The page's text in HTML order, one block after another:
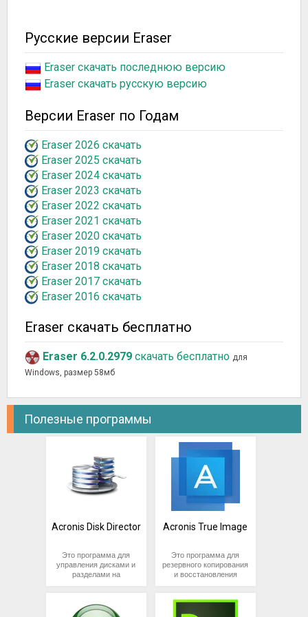
Русские версии Eraser
Eraser скачать последнюю версию
Eraser скачать русскую версию
Версии Eraser по Годам
Eraser 2026 скачать
Eraser 2025 скачать
Eraser 2024 скачать
Eraser 2023 скачать
Eraser 2022 скачать
Eraser 2021 скачать
Eraser 2020 скачать
Eraser 2019 скачать
Eraser 2018 скачать
Eraser 2017 скачать
Eraser 2016 скачать
Eraser скачать бесплатно
Eraser 6.2.0.2979 скачать бесплатно для
Windows, размер 58мб
Полезные программы
Acronis Disk Director
Это программа для
управления дисками и
разделами на
компанией Acronis. Она
позволяет
Acronis True Image
Это программа для
резервного копирования
и восстановления
позволяет
пользователям